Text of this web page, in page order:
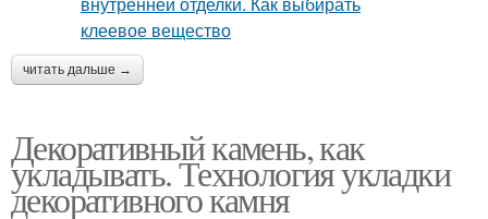
читать дальше →
Декоративный камень, как
укладывать. Технология укладки
декоративного камня